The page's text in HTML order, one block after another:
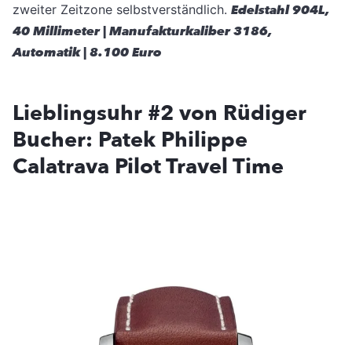
zweiter Zeitzone selbstverständlich. Edelstahl 904L,
40 Millimeter | Manufakturkaliber 3186,
Automatik | 8.100 Euro
Lieblingsuhr #2 von Rüdiger
Bucher: Patek Philippe
Calatrava Pilot Travel Time